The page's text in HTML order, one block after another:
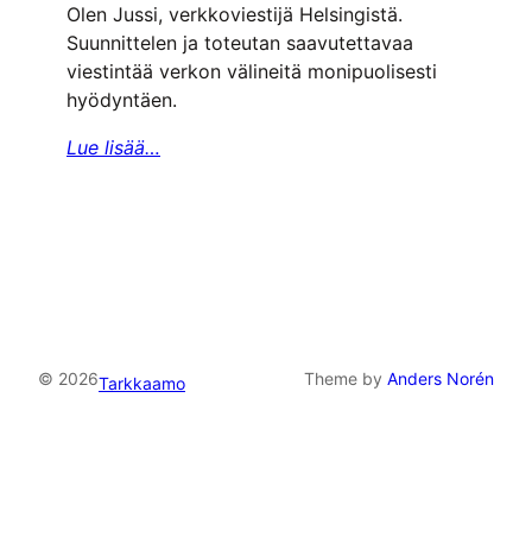
Olen Jussi, verkkoviestijä Helsingistä.
Suunnittelen ja toteutan saavutettavaa
viestintää verkon välineitä monipuolisesti
hyödyntäen.
Lue lisää…
© 2026Tarkkaamo Theme by Anders Norén